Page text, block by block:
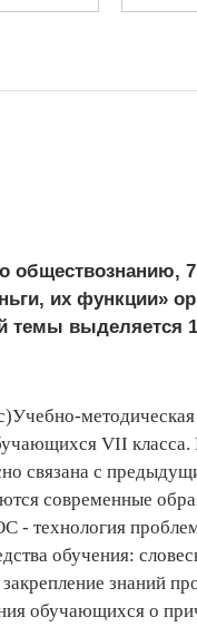
7
их функции»
темы выделяется
VII
связана с
современные
- технология
обучения:
знаний
обучающихся о